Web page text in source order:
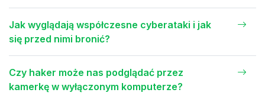
Jak wyglądają współczesne cyberataki i jak
się przed nimi bronić?
Czy haker może nas podglądać przez
kamerkę w wyłączonym komputerze?